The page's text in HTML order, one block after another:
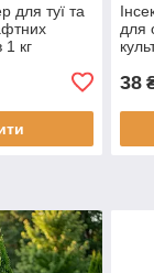
для туї та
1 кг
для
38